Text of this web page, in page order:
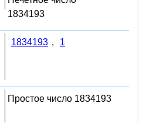
1834193
1834193 , 1
Простое число 1834193